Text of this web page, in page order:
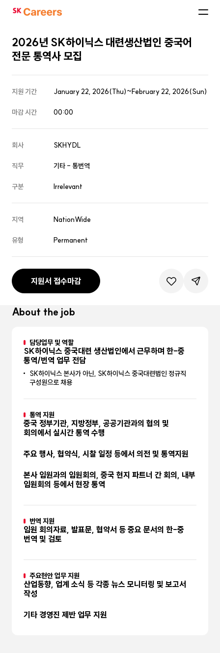
SK
About the job
담당업무 및 역할
SK하이닉스 중국대련 생산법인에서 근무하며 한-중
통역/번역 업무 전담
SK하이닉스 본사가 아닌, SK하이닉스 중국대련법인 정규직
구성원으로 채용
통역 지원
중국 정부기관, 지방정부, 공공기관과의 협의 및
회의에서 실시간 통역 수행
주요 행사, 협약식, 시찰 일정 등에서 의전 및 통역지원
본사 임원과의 임원회의, 중국 현지 파트너 간 회의, 내부
임원회의 등에서 현장 통역
번역 지원
임원 회의자료, 발표문, 협약서 등 중요 문서의 한-중
번역 및 검토
주요현안 업무 지원
산업동향, 업계 소식 등 각종 뉴스 모니터링 및 보고서
작성
기타 경영진 제반 업무 지원
2026년 SK하이닉스 대련생산법인 중국어
전문 통역사 모집
지원 기간 January 22, 2026(Thu)~February 22, 2026(Sun)
마감 시간 00:00
회사 SKHYDL
직무 기타 - 통번역
구분 Irrelevant
지역 NationWide
유형 Permanent
지원서 접수마감 관심공고등록
공유하